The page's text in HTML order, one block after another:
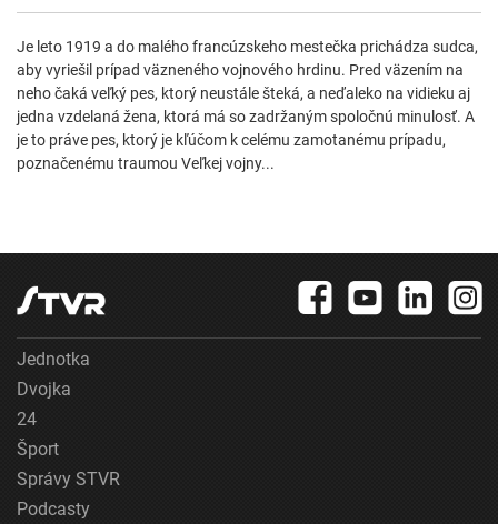
Je leto 1919 a do malého francúzskeho mestečka prichádza sudca,
aby vyriešil prípad väzneného vojnového hrdinu. Pred väzením na
neho čaká veľký pes, ktorý neustále šteká, a neďaleko na vidieku aj
jedna vzdelaná žena, ktorá má so zadržaným spoločnú minulosť. A
je to práve pes, ktorý je kľúčom k celému zamotanému prípadu,
poznačenému traumou Veľkej vojny...
Jednotka
Dvojka
24
Šport
Správy STVR
Podcasty